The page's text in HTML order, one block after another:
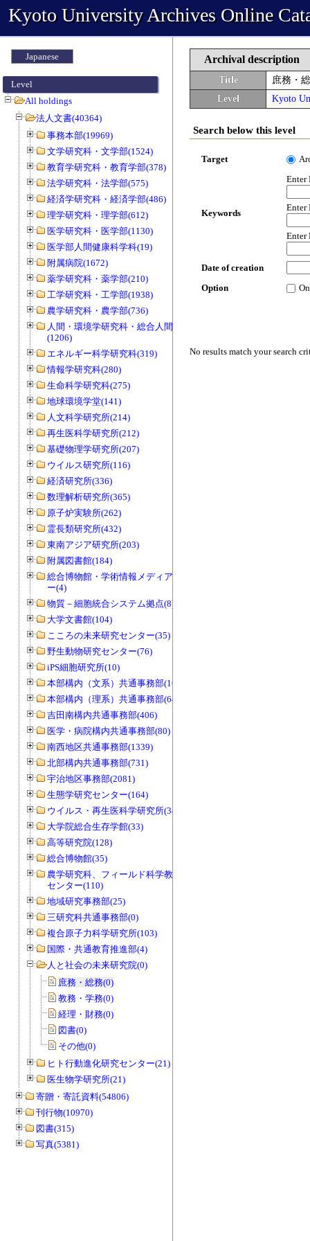
Kyoto University Archives Online
Japanese
Level
All holdings
法人文書(40364)
事務本部(19969)
文学研究科・文学部(1524)
教育学研究科・教育学部(378)
法学研究科・法学部(575)
経済学研究科・経済学部(486)
理学研究科・理学部(612)
医学研究科・医学部(1130)
医学部人間健康科学科(19)
附属病院(1672)
薬学研究科・薬学部(210)
工学研究科・工学部(1938)
農学研究科・農学部(736)
人間・環境学研究科・総合人間学部
(1206)
エネルギー科学研究科(319)
情報学研究科(280)
生命科学研究科(275)
地球環境学堂(141)
人文科学研究所(214)
再生医科学研究所(212)
基礎物理学研究所(207)
ウイルス研究所(116)
経済研究所(336)
数理解析研究所(365)
原子炉実験所(262)
霊長類研究所(432)
東南アジア研究所(203)
附属図書館(184)
総合博物館・学術情報メディアセンタ
ー(4)
物質－細胞統合システム拠点(8)
大学文書館(104)
こころの未来研究センター(35)
野生動物研究センター(76)
iPS細胞研究所(10)
本部構内（文系）共通事務部(165)
本部構内（理系）共通事務部(646)
吉田南構内共通事務部(406)
医学・病院構内共通事務部(80)
南西地区共通事務部(1339)
北部構内共通事務部(731)
宇治地区事務部(2081)
生態学研究センター(164)
ウイルス・再生医科学研究所(34)
大学院総合生存学館(33)
高等研究院(128)
総合博物館(35)
農学研究科、フィールド科学教育研究
センター(110)
地域研究事務部(25)
三研究科共通事務部(0)
複合原子力科学研究所(103)
国際・共通教育推進部(4)
人と社会の未来研究院(0)
庶務・総務(0)
教務・学務(0)
経理・財務(0)
図書(0)
その他(0)
ヒト行動進化研究センター(21)
医生物学研究所(21)
寄贈・寄託資料(54806)
刊行物(10970)
図書(315)
写真(5381)
Archival description
Title
庶務・
Level
Kyoto
Search below this level
Target
Keywords
Enter
Enter
Enter
Date of creation
Option
No results match your search